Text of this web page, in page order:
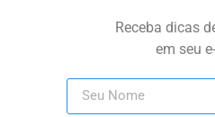
Receba dicas
em seu